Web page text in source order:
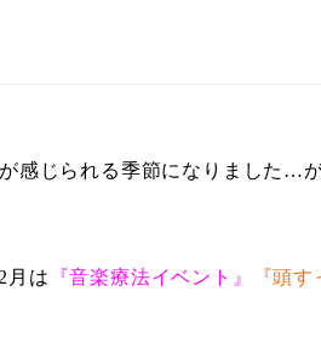
感じられる季節になりました…
2 月は 『音楽療法イベント』 『頭